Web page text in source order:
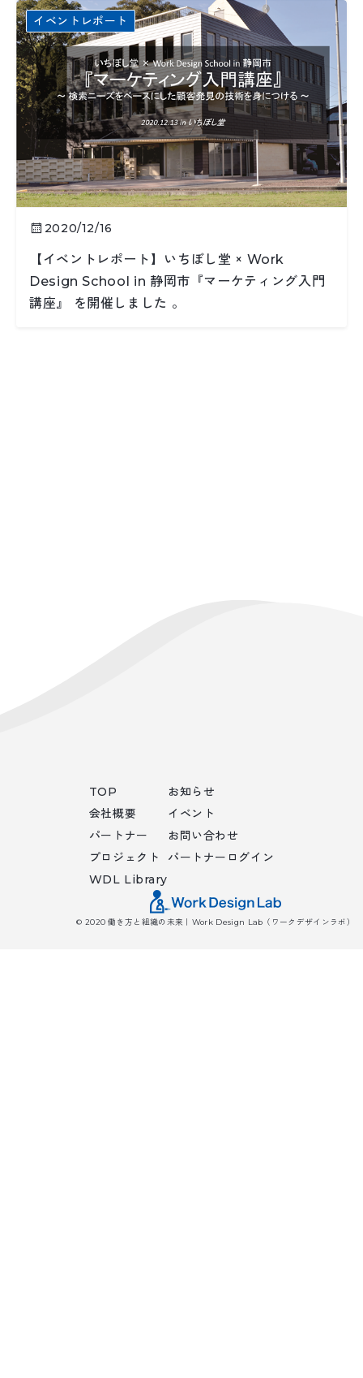
イベントレポート
2020/12/16
【イベントレポート】いちぼし堂 × Work
Design School in 静岡市『マーケティング入門
講座』 を開催しました 。
© 2020 働き方と組織の未来｜Work Design Lab（ワークデザインラボ）
TOP
会社概要
パートナー
プロジェクト
WDL Library
お知らせ
イベント
お問い合わせ
パートナーログイン